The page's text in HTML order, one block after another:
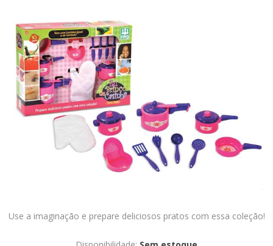
Use a imaginação e prepare deliciosos pratos com essa coleção!